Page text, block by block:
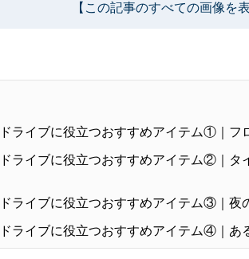
【この記事のすべての画像を
ライブに役立つおすすめアイテム①｜フ
ライブに役立つおすすめアイテム②｜タ
ライブに役立つおすすめアイテム③｜夜
ライブに役立つおすすめアイテム④｜あ